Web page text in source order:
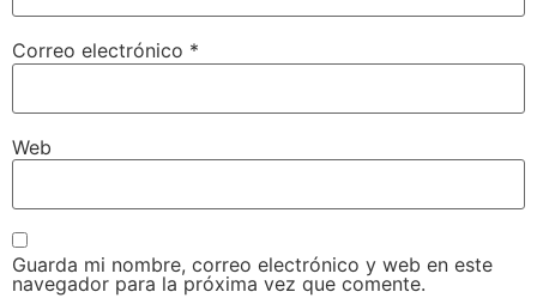
Correo electrónico *
Web
Guarda mi nombre, correo electrónico y web en este
navegador para la próxima vez que comente.